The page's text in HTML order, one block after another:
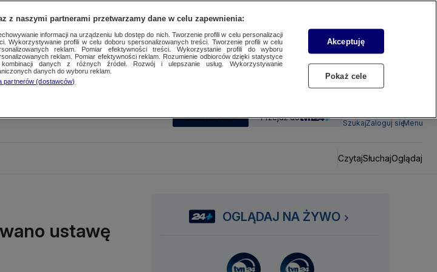
SUBSKRYBUJ Przejdź do
SzukajZaloguj sięMenu
CzytajSłuchajOglądaj
ustawę
OGLĄDAJ NA ŻYWO
z naszymi partnerami przetwarzamy dane w celu zapewnienia:
informacji na urządzeniu lub dostęp do nich. Tworzenie profili w celu personalizacji
Wykorzystywanie profili w celu doboru spersonalizowanych treści. Tworzenie profili w celu
reklam. Pomiar efektywności treści. Wykorzystanie profili do wyboru
reklam. Pomiar efektywności reklam. Rozumienie odbiorców dzięki statystyce
danych z różnych źródeł. Rozwój i ulepszanie usług. Wykorzystywanie
danych do wyboru reklam.
partnerów (dostawców)
Akceptuję
Pokaż cele